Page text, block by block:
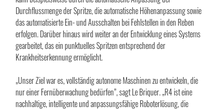
Durchflussmenge der Spritze, die automatische Höhenanpassung sowie
das automatisierte Ein- und Ausschalten bei Fehlstellen in den Reben
erfolgen. Darüber hinaus wird weiter an der Entwicklung eines Systems
gearbeitet, das ein punktuelles Spritzen entsprechend der
Krankheitserkennung ermöglicht.
„Unser Ziel war es, vollständig autonome Maschinen zu entwickeln, die
nur einer Fernüberwachung bedürfen”, sagt Le Briquer. „R4 ist eine
nachhaltige, intelligente und anpassungsfähige Roboterlösung, die